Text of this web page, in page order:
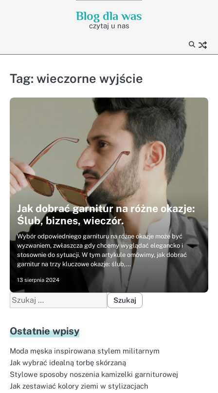
Blog dla was
czytaj u nas
Tag: wieczorne wyjście
Jak dobrać garnitur na różne okazje:
Ślub, biznes, wieczór.
Wybór odpowiedniego garnituru na różne okazje może być
wyzwaniem, zwłaszcza gdy chcemy wyglądać elegancko i
stosownie do sytuacji. W tym artykule omówimy, jak dobrać
garnitur na trzy kluczowe okazje: ślub,…
13 sierpnia 2024
Szukaj:
Ostatnie wpisy
Moda męska inspirowana stylem militarnym
Jak wybrać idealną torbę skórzaną
Stylowe sposoby noszenia kamizelki garniturowej
Jak zestawiać kolory ziemi w stylizacjach